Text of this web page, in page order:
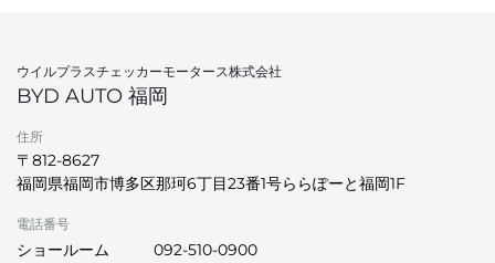
ウイルプラスチェッカーモータース株式会社
BYD AUTO 福岡
住所
〒812-8627
福岡県福岡市博多区那珂6丁目23番1号ららぽーと福岡1F
電話番号
ショールーム
092-510-0900